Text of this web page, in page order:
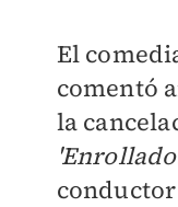
El
comentó
la
conductor